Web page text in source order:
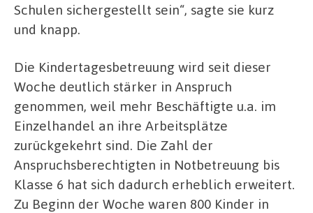
Schulen sichergestellt sein“, sagte sie kurz
und knapp.
Die Kindertagesbetreuung wird seit dieser
Woche deutlich stärker in Anspruch
genommen, weil mehr Beschäftigte u.a. im
Einzelhandel an ihre Arbeitsplätze
zurückgekehrt sind. Die Zahl der
Anspruchsberechtigten in Notbetreuung bis
Klasse 6 hat sich dadurch erheblich erweitert.
Zu Beginn der Woche waren 800 Kinder in